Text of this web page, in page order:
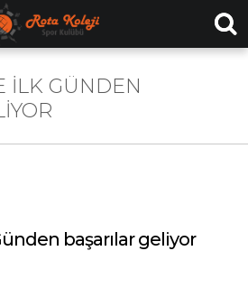
İLK GÜNDEN
başarılar geliyor